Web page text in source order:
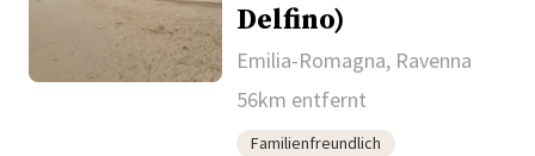
Delfino)
Emilia-Romagna, Ravenna
56km entfernt
Familienfreundlich